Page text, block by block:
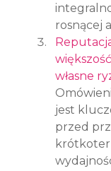
rosnącej
własne
jest
przed